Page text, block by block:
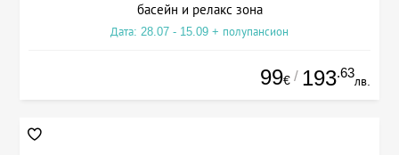
басейн и релакс зона
Дата: 28.07 - 15.09 + полупансион
99€ / 193.63
лв.